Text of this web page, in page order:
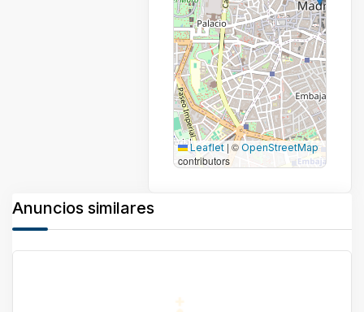
Leaflet |©OpenStreetMap
contributors
Anuncios similares